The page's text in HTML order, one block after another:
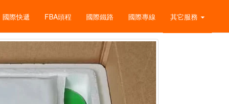
國際快遞 FBA頭程 國際鐵路 國際專線 其它服務